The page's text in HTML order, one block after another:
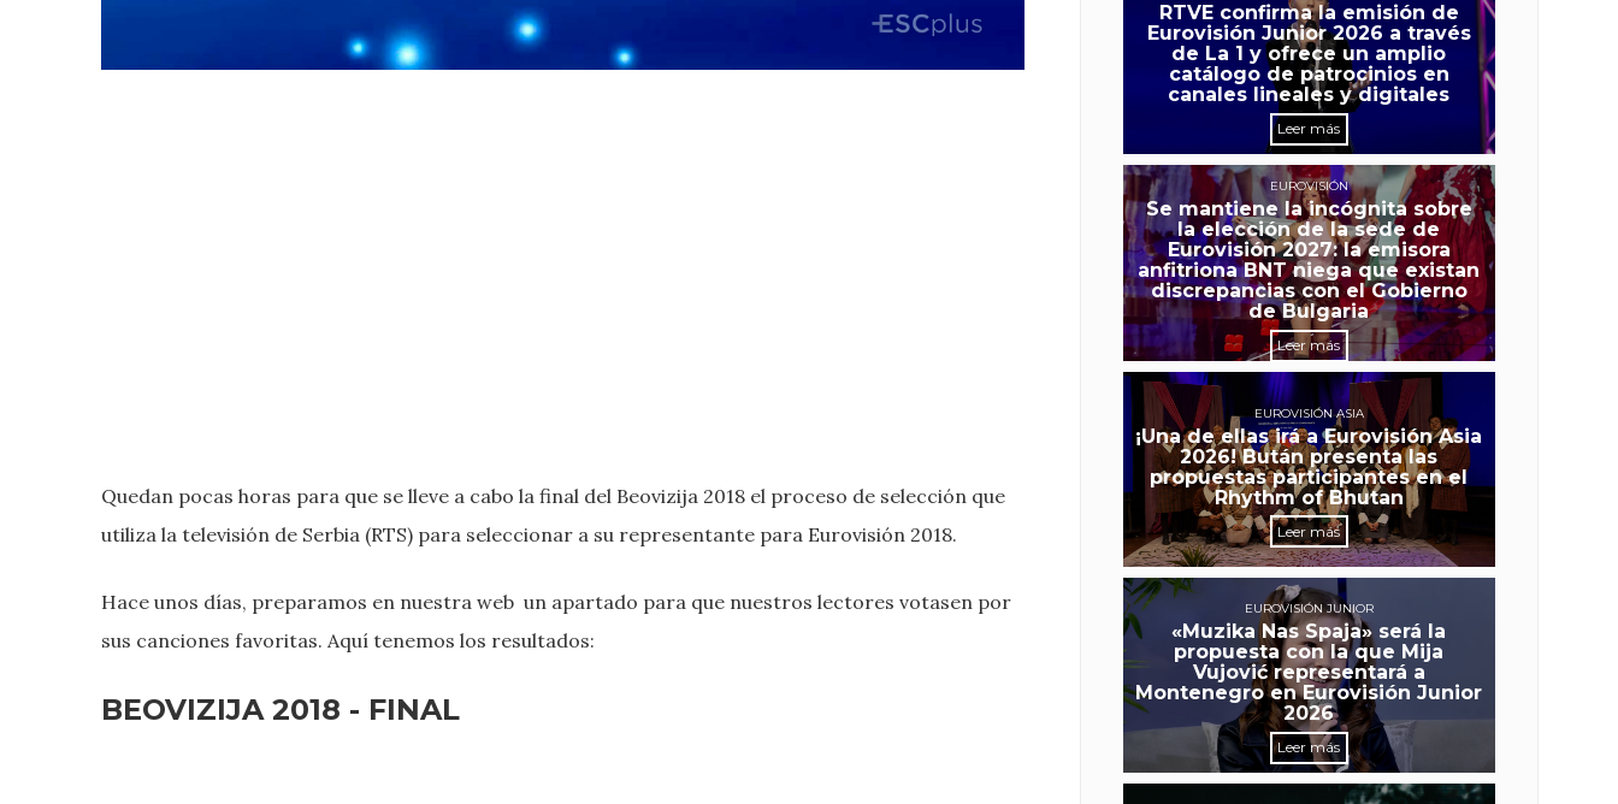
Quedan pocas horas para que se lleve a cabo la final del Beovizija 2018 el proceso de selección que
utiliza la televisión de Serbia (RTS) para seleccionar a su representante para Eurovisión 2018.
Hace unos días, preparamos en nuestra web un apartado para que nuestros lectores votasen por
sus canciones favoritas. Aquí tenemos los resultados:
BEOVIZIJA 2018 - FINAL
RTVE confirma la emisión de
Eurovisión Junior 2026 a través
de La 1 y ofrece un amplio
catálogo de patrocinios en
canales lineales y digitales
Leer más
EUROVISIÓN
Se mantiene la incógnita sobre
la elección de la sede de
Eurovisión 2027: la emisora
anfitriona BNT niega que existan
discrepancias con el Gobierno
de Bulgaria
Leer más
EUROVISIÓN ASIA
¡Una de ellas irá a Eurovisión Asia
2026! Bután presenta las
propuestas participantes en el
Rhythm of Bhutan
Leer más
EUROVISIÓN JUNIOR
«Muzika Nas Spaja» será la
propuesta con la que Mija
Vujović representará a
Montenegro en Eurovisión Junior
2026
Leer más